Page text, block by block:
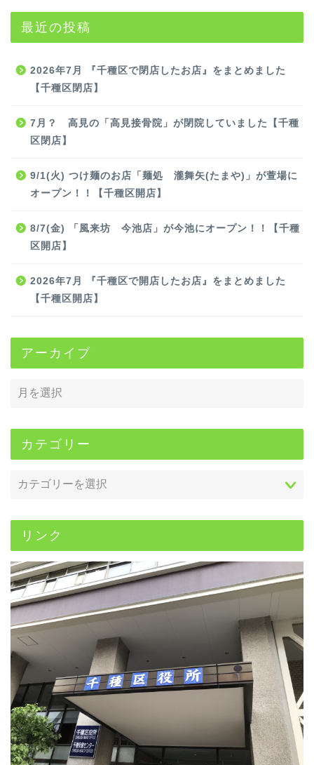
最近の投稿
2026年7月 『千種区で閉店したお店』をまとめました
【千種区閉店】
7月？ 高見の「高見接骨院」が閉院していました【千種
区閉店】
9/1(火) つけ麺のお店「麺処 瀧舞矢(たまや)」が萱場に
オープン！！【千種区開店】
8/7(金) 「風来坊 今池店」が今池にオープン！！【千種
区開店】
2026年7月 『千種区で開店したお店』をまとめました
【千種区開店】
アーカイブ
カテゴリー
リンク